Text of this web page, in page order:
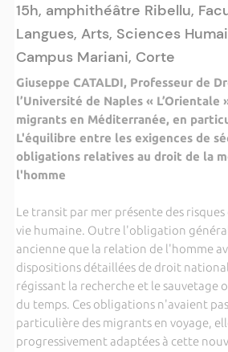
15h, amphithéâtre Ribellu,
Langues, Arts, Sciences
Campus Mariani, Corte
Giuseppe CATALDI, Professeur de
l’Université de Naples « L’Orientale
migrants en Méditerranée, en
L'équilibre entre les exigences de
obligations relatives au droit de la
l'homme
Le transit par mer présente des
vie humaine. Outre l'obligation
ancienne que la relation de l'homme
dispositions détaillées de droit
régissant la recherche et le sauvetage
du temps. Ces obligations n'avaient
particulière des migrants en voyage,
progressivement adaptées à cette